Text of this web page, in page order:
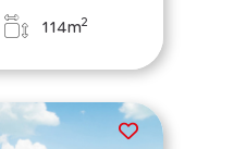
114m2